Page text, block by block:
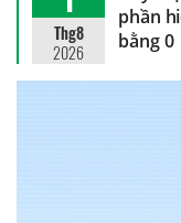
Thg8
2026
phần
bằng 0